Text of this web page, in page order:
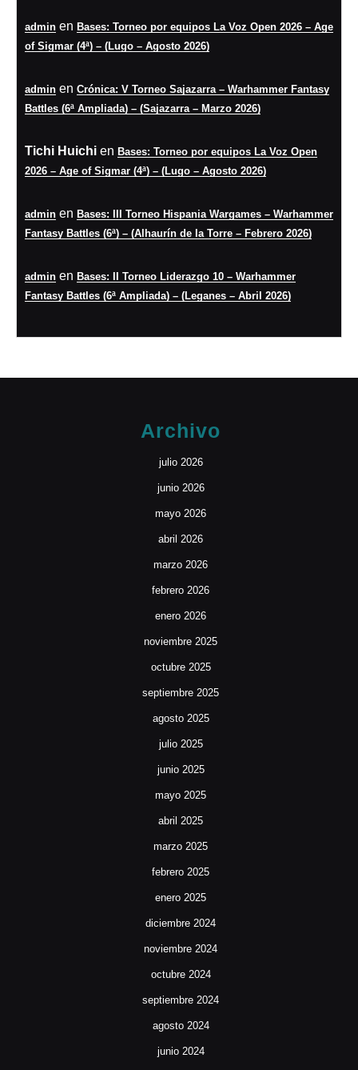
admin en Bases: Torneo por equipos La Voz Open 2026 – Age
of Sigmar (4ª) – (Lugo – Agosto 2026)
admin en Crónica: V Torneo Sajazarra – Warhammer Fantasy
Battles (6ª Ampliada) – (Sajazarra – Marzo 2026)
Tichi Huichi en Bases: Torneo por equipos La Voz Open
2026 – Age of Sigmar (4ª) – (Lugo – Agosto 2026)
admin en Bases: III Torneo Hispania Wargames – Warhammer
Fantasy Battles (6ª) – (Alhaurín de la Torre – Febrero 2026)
admin en Bases: II Torneo Liderazgo 10 – Warhammer
Fantasy Battles (6ª Ampliada) – (Leganes – Abril 2026)
Archivo
julio 2026
junio 2026
mayo 2026
abril 2026
marzo 2026
febrero 2026
enero 2026
noviembre 2025
octubre 2025
septiembre 2025
agosto 2025
julio 2025
junio 2025
mayo 2025
abril 2025
marzo 2025
febrero 2025
enero 2025
diciembre 2024
noviembre 2024
octubre 2024
septiembre 2024
agosto 2024
junio 2024